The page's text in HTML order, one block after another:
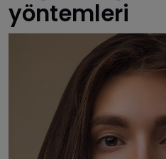
yöntemleri